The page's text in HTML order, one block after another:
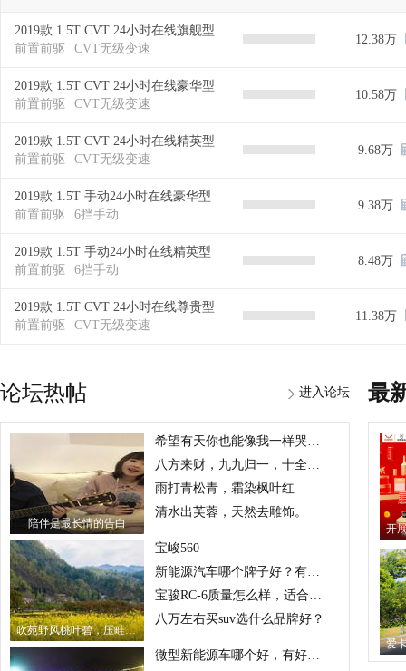
2019款 1.5T CVT 24小时在线旗舰型
前置前驱
CVT无级变速
12.38万
2019款 1.5T CVT 24小时在线豪华型
前置前驱
CVT无级变速
10.58万
2019款 1.5T CVT 24小时在线精英型
前置前驱
CVT无级变速
9.68万
2019款 1.5T 手动24小时在线豪华型
前置前驱
6挡手动
9.38万
2019款 1.5T 手动24小时在线精英型
前置前驱
6挡手动
8.48万
2019款 1.5T CVT 24小时在线尊贵型
前置前驱
CVT无级变速
11.38万
论坛热帖 进入论坛
陪伴是最长情的告白
希望有天你也能像我一样哭得撕心裂肺
八方来财，九九归一，十全十美
雨打青松青，霜染枫叶红
清水出芙蓉，天然去雕饰。
吹苑野风桃叶碧，压畦春露菜花黄
宝峻560
新能源汽车哪个牌子好？有没有好的推荐？
宝骏RC-6质量怎么样，适合家用吗？
八万左右买suv选什么品牌好？
微型新能源车哪个好，有好的车型推荐吗？
最